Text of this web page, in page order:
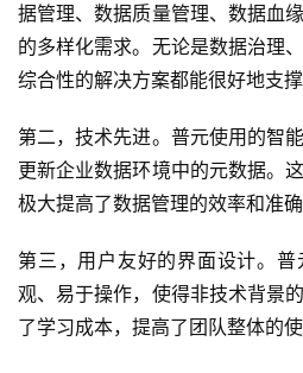
据管理、数据质量管理、数据血
的多样化需求。无论是数据治理
综合性的解决方案都能很好地支撑
第二，技术先进。普元使用的智
更新企业数据环境中的元数据。
极大提高了数据管理的效率和准确
第三，用户友好的界面设计。
观、易于操作，使得非技术背景
了学习成本，提高了团队整体的使